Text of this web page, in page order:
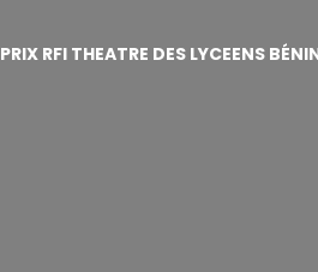
PRIX RFI THEATRE DES LYCEENS